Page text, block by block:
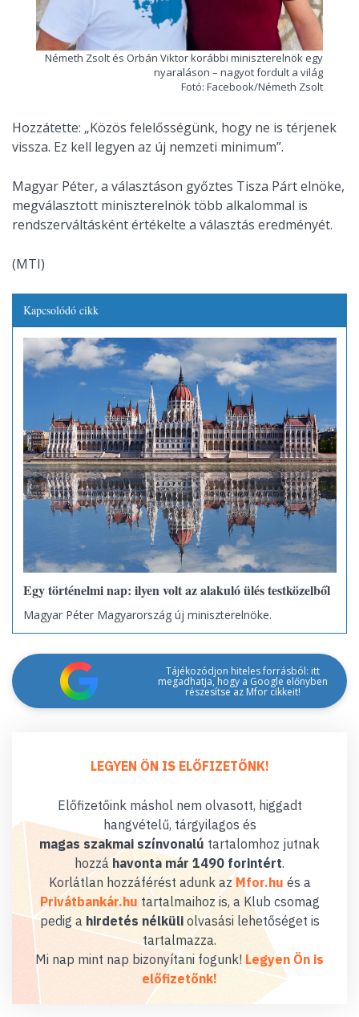
Németh Zsolt és Orbán Viktor korábbi miniszterelnök egy
nyaraláson – nagyot fordult a világ
Fotó: Facebook/Németh Zsolt
Hozzátette: „Közös felelősségünk, hogy ne is térjenek
vissza. Ez kell legyen az új nemzeti minimum”.
Magyar Péter, a választáson győztes Tisza Párt elnöke,
megválasztott miniszterelnök több alkalommal is
rendszerváltásként értékelte a választás eredményét.
(MTI)
Kapcsolódó cikk
Egy történelmi nap: ilyen volt az alakuló ülés testközelből
Magyar Péter Magyarország új miniszterelnöke.
Tájékozódjon hiteles forrásból: itt
megadhatja, hogy a Google előnyben
részesítse az Mfor cikkeit!
LEGYEN ÖN IS ELŐFIZETŐNK!
Előfizetőink máshol nem olvasott, higgadt
hangvételű, tárgyilagos és
magas szakmai színvonalú tartalomhoz jutnak
hozzáhavonta már 1490 forintért.
Korlátlan hozzáférést adunk az Mfor.hu és a
Privátbankár.hu tartalmaihoz is, a Klub csomag
pedig a hirdetés nélküliolvasási lehetőséget is
tartalmazza.
Mi nap mint nap bizonyítani fogunk! Legyen Ön is
előfizetőnk!